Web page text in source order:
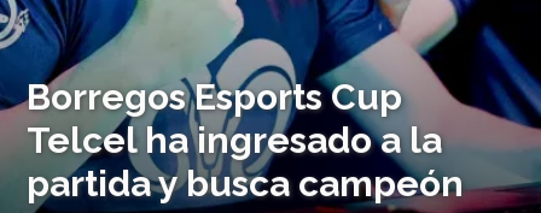
Borregos Esports Cup
Telcel ha ingresado a la
partida y busca campeón